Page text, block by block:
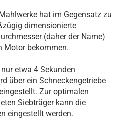
hat im Gegensatz zu
dimensionierte
(daher der Name)
Motor bekommen.
etwa 4 Sekunden
über ein Schneckengetriebe
Zur optimalen
Siebträger kann die
eingestellt werden.